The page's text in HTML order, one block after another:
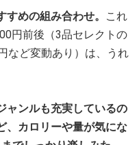
めの組み合わせ。
これ
円前後（3品セレクトの
など変動あり）は、うれ
ャンルも充実しているの
、カロリーや量が気にな